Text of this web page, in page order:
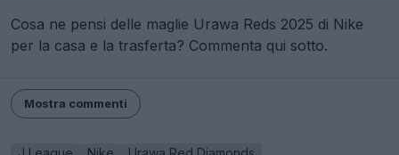
Cosa ne pensi delle maglie Urawa Reds 2025 di Nike
per la casa e la trasferta? Commenta qui sotto.
Mostra commenti